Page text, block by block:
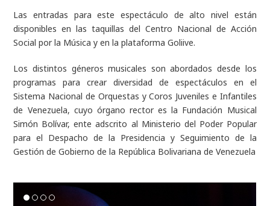
Las entradas para este espectáculo de alto nivel están
disponibles en las taquillas del Centro Nacional de Acción
Social por la Música y en la plataforma Goliive.
Los distintos géneros musicales son abordados desde los
programas para crear diversidad de espectáculos en el
Sistema Nacional de Orquestas y Coros Juveniles e Infantiles
de Venezuela, cuyo órgano rector es la Fundación Musical
Simón Bolívar, ente adscrito al Ministerio del Poder Popular
para el Despacho de la Presidencia y Seguimiento de la
Gestión de Gobierno de la República Bolivariana de Venezuela